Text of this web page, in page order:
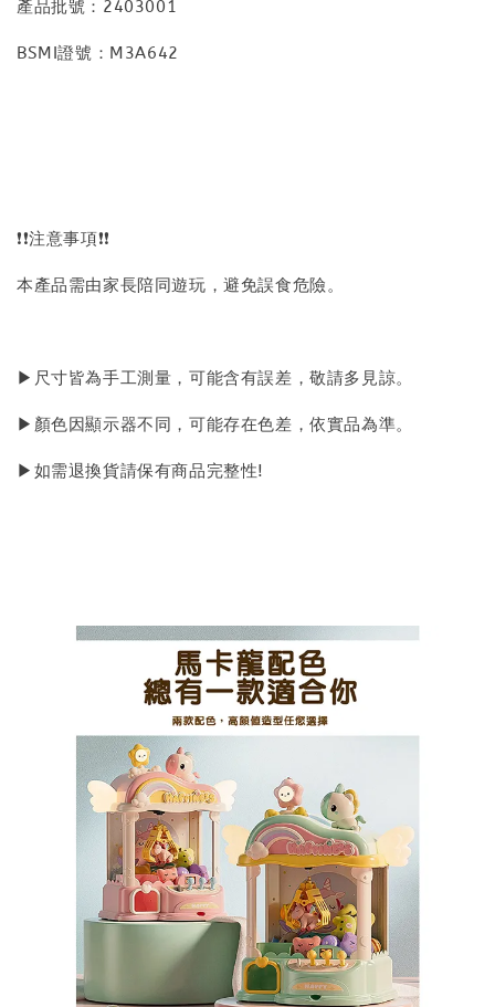
產品批號：2403001
BSMI證號：M3A642
❗❗注意事項❗❗
本產品需由家長陪同遊玩，避免誤食危險。
▶尺寸皆為手工測量，可能含有誤差，敬請多見諒。
▶顏色因顯示器不同，可能存在色差，依實品為準。
▶如需退換貨請保有商品完整性!